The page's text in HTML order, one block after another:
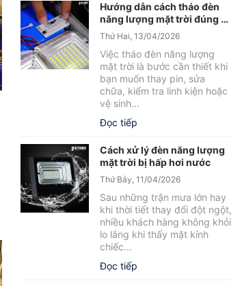
Hướng dẫn cách tháo đèn
năng lượng mặt trời đúng kỹ
thuật, an toàn
Thứ Hai, 13/04/2026
Việc tháo đèn năng lượng
mặt trời là bước cần thiết khi
bạn muốn thay pin, sửa
chữa, kiểm tra linh kiện hoặc
vệ sinh...
Đọc tiếp
Cách xử lý đèn năng lượng
mặt trời bị hấp hơi nước
Thứ Bảy, 11/04/2026
Sau những trận mưa lớn hay
khi thời tiết thay đổi đột ngột,
nhiều khách hàng không khỏi
lo lắng khi thấy mặt kính
chiếc...
Đọc tiếp